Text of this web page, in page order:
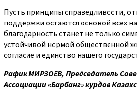
Пусть принципы справедливости,
поддержки остаются основой всех
благодарность станет не только
устойчивой нормой общественной
согласие и единство нашего
Рафик МИРЗОЕВ,Председатель
Ассоциации «Барбанг» курдов